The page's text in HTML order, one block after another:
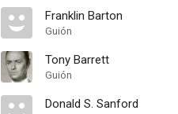
Franklin Barton
Guión
Tony Barrett
Guión
Donald S. Sanford